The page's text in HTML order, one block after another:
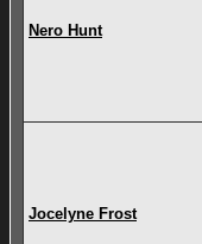
Nero Hunt
Jocelyne Frost